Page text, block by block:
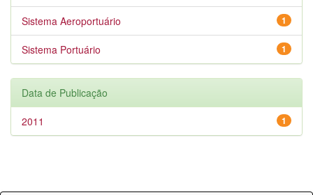
1
Sistema Aeroportuário
1
Sistema Portuário
Data de Publicação
1
2011